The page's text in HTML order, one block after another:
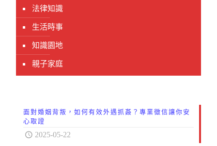
法律知識
生活時事
知識園地
親子家庭
面對婚姻背叛，如何有效外遇抓姦？專業徵信讓你安
心取證
2025-05-22